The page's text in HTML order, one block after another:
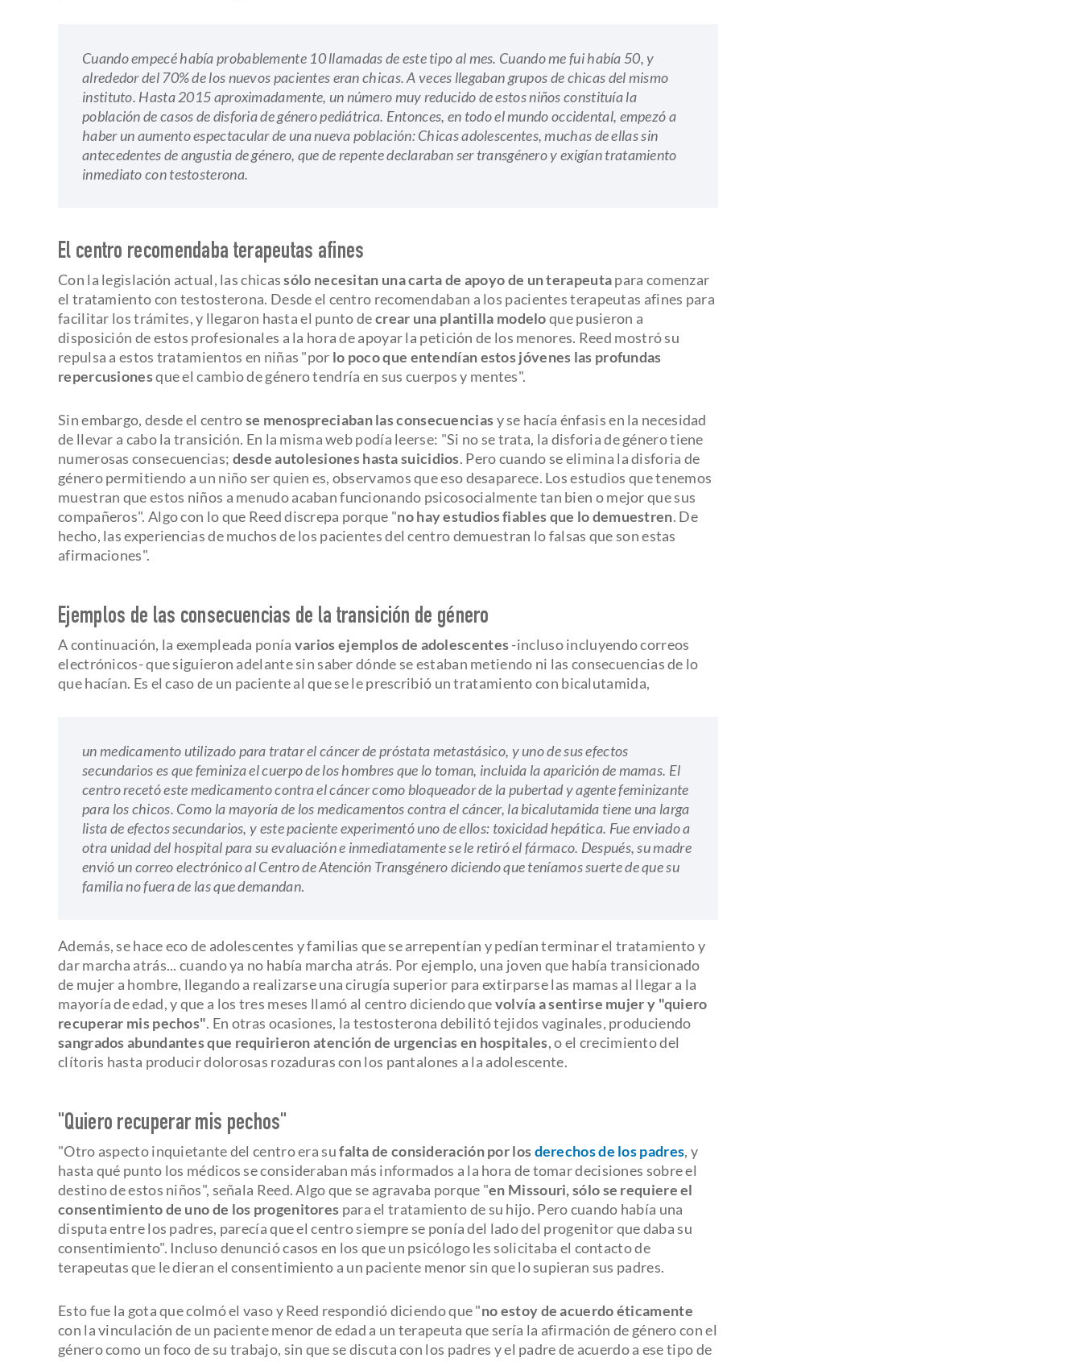
Cuando empecé había probablemente 10 llamadas de este tipo al mes. Cuando me fui había 50, y
alrededor del 70% de los nuevos pacientes eran chicas. A veces llegaban grupos de chicas del mismo
instituto. Hasta 2015 aproximadamente, un número muy reducido de estos niños constituía la
población de casos de disforia de género pediátrica. Entonces, en todo el mundo occidental, empezó a
haber un aumento espectacular de una nueva población: Chicas adolescentes, muchas de ellas sin
antecedentes de angustia de género, que de repente declaraban ser transgénero y exigían tratamiento
inmediato con testosterona.
El centro recomendaba terapeutas afines
Con la legislación actual, las chicassólo necesitan una carta de apoyo de un terapeutapara comenzar
el tratamiento con testosterona. Desde el centro recomendaban a los pacientes terapeutas afines para
facilitar los trámites, y llegaron hasta el punto decrear una plantilla modeloque pusieron a
disposición de estos profesionales a la hora de apoyar la petición de los menores. Reed mostró su
repulsa a estos tratamientos en niñas "por lo poco que entendían estos jóvenes las profundas
repercusionesque el cambio de género tendría en sus cuerpos y mentes".
Sin embargo, desde el centrose menospreciaban las consecuenciasy se hacía énfasis en la necesidad
de llevar a cabo la transición. En la misma web podía leerse: "Si no se trata, la disforia de género tiene
numerosas consecuencias; desde autolesiones hasta suicidios. Pero cuando se elimina la disforia de
género permitiendo a un niño ser quien es, observamos que eso desaparece. Los estudios que tenemos
muestran que estos niños a menudo acaban funcionando psicosocialmente tan bien o mejor que sus
compañeros". Algo con lo que Reed discrepa porque "no hay estudios fiables que lo demuestren. De
hecho, las experiencias de muchos de los pacientes del centro demuestran lo falsas que son estas
afirmaciones".
Ejemplos de las consecuencias de la transición de género
A continuación, la exempleada ponía varios ejemplos de adolescentes-incluso incluyendo correos
electrónicos- que siguieron adelante sin saber dónde se estaban metiendo ni las consecuencias de lo
que hacían. Es el caso de un paciente al que se le prescribió un tratamiento con bicalutamida,
un medicamento utilizado para tratar el cáncer de próstata metastásico, y uno de sus efectos
secundarios es que feminiza el cuerpo de los hombres que lo toman, incluida la aparición de mamas. El
centro recetó este medicamento contra el cáncer como bloqueador de la pubertad y agente feminizante
para los chicos. Como la mayoría de los medicamentos contra el cáncer, la bicalutamida tiene una larga
lista de efectos secundarios, y este paciente experimentó uno de ellos: toxicidad hepática. Fue enviado a
otra unidad del hospital para su evaluación e inmediatamente se le retiró el fármaco. Después, su madre
envió un correo electrónico al Centro de Atención Transgénero diciendo que teníamos suerte de que su
familia no fuera de las que demandan.
Además, se hace eco de adolescentes y familias que se arrepentían y pedían terminar el tratamiento y
dar marcha atrás... cuando ya no había marcha atrás. Por ejemplo, una joven que había transicionado
de mujer a hombre, llegando a realizarse una cirugía superior para extirparse las mamas al llegar a la
mayoría de edad, y que a los tres meses llamó al centro diciendo quevolvía a sentirse mujery "quiero
recuperar mis pechos". En otras ocasiones, la testosterona debilitó tejidos vaginales, produciendo
sangrados abundantes que requirieron atención de urgencias en hospitales, o el crecimiento del
clítoris hasta producir dolorosas rozaduras con los pantalones a la adolescente.
"Quiero recuperar mis pechos"
"Otro aspecto inquietante del centro era sufalta de consideración por losderechos de los padres, y
hasta qué punto los médicos se consideraban más informados a la hora de tomar decisiones sobre el
destino de estos niños", señala Reed. Algo que se agravaba porque "en Missouri, sólo se requiere el
consentimiento de uno de los progenitores para el tratamiento de su hijo. Pero cuando había una
disputa entre los padres, parecía que el centro siempre se ponía del lado del progenitor que daba su
consentimiento". Incluso denunció casos en los que un psicólogo les solicitaba el contacto de
terapeutas que le dieran el consentimiento a un paciente menor sin que lo supieran sus padres.
Esto fue la gota que colmó el vaso y Reed respondió diciendo que "no estoy de acuerdo éticamente
con la vinculación de un paciente menor de edad a un terapeuta que sería la afirmación de género con el
género como un foco de su trabajo, sin que se discuta con los padres y el padre de acuerdo a ese tipo de